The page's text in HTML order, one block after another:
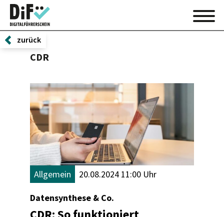
zurück
CDR
Allgemein 20.08.2024 11:00 Uhr
Datensynthese & Co.